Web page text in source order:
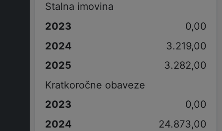
Stalna imovina
0,00
3.219,00
3.282,00
Kratkoročne obaveze
0,00
24.873,00